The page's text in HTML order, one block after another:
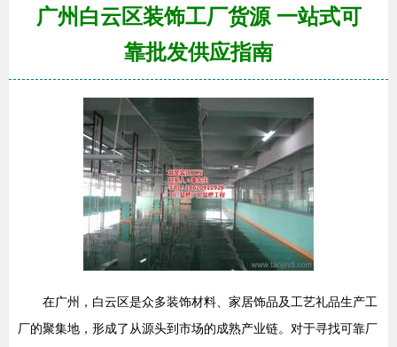
广州白云区装饰工厂货源 一站式可
靠批发供应指南
在广州，白云区是众多装饰材料、家居饰品及工艺礼品生产工
厂的聚集地，形成了从源头到市场的成熟产业链。对于寻找可靠厂